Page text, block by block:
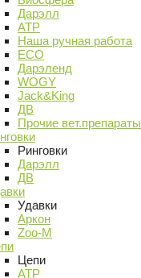
Дарэлл
АТР
Наша ручная работа
ECO
Дарэленд
WOGY
Jack&King
ДВ
Прочие вет.препараты
Ринговки
Дарэлл
ДВ
Удавки
Аркон
Zoo-M
Цепи
АТР